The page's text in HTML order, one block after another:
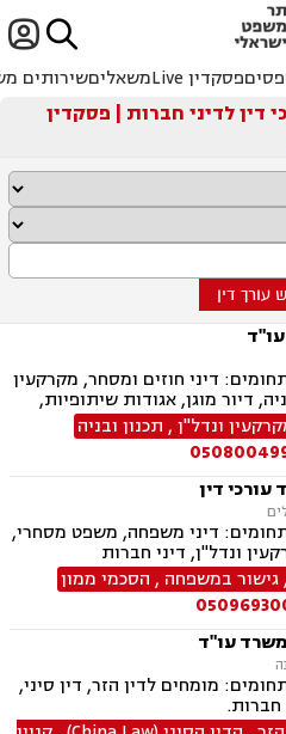
ﱐ
פסקדין Live משאליםשירותים
דין לדיני חברות | פסקדין
עורך דין
דיני חוזים ומסחר, מקרקעין
דיור מוגן, אגודות שיתופיות,
וקיבוצים, פינוי בינוי, קבוצות
דירה, פינוי מושכר, הפקעת
דיירות מוגנת, נחלות
רשות מקרקעי ישראל, צווי
בתים משותפים נדל"ן
תאגידים, אזרחי מסחרי, נזקי
ונדל"ן, תכנון ובניה
עורכי דין
דיני משפחה, משפט מסחרי,
ונדל"ן, דיני חברות
,גישור במשפחה , הסכמי ממון
משרד עו"ד
מומחים לדין הזר, דין סיני,
חברות.